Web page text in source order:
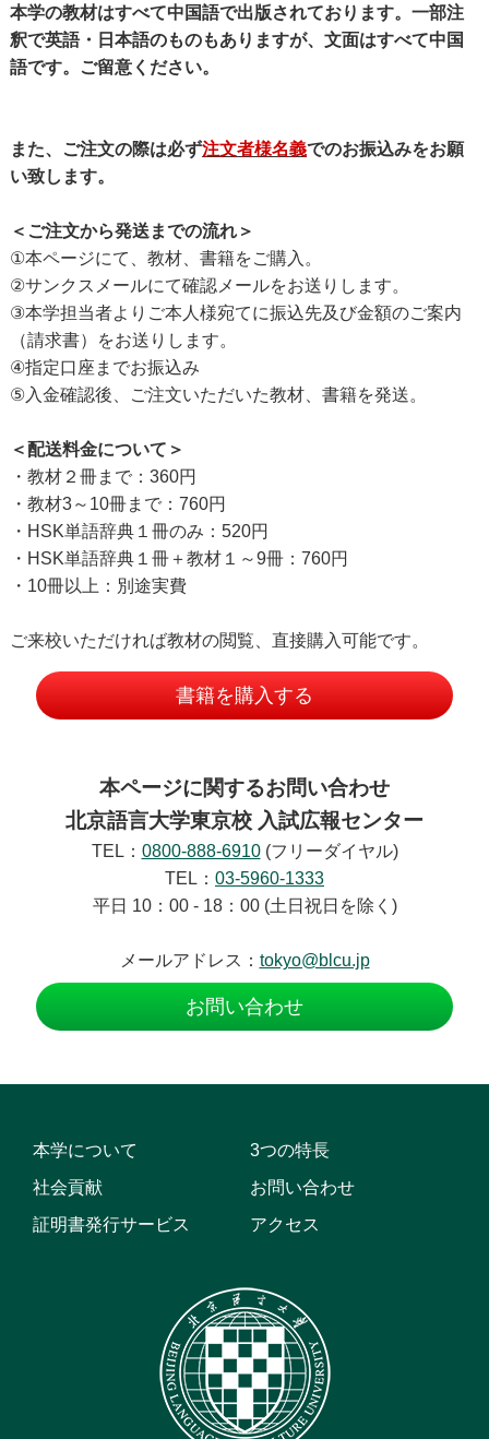
本学の教材はすべて中国語で出版されております。一部注
釈で英語・日本語のものもありますが、文面はすべて中国
語です。ご留意ください。
また、ご注文の際は必ず注文者様名義でのお振込みをお願
い致します。
＜ご注文から発送までの流れ＞
①本ページにて、教材、書籍をご購入。
②サンクスメールにて確認メールをお送りします。
③本学担当者よりご本人様宛てに振込先及び金額のご案内
（請求書）をお送りします。
④指定口座までお振込み
⑤入金確認後、ご注文いただいた教材、書籍を発送。
＜配送料金について＞
・教材２冊まで：360円
・教材3～10冊まで：760円
・HSK単語辞典１冊のみ：520円
・HSK単語辞典１冊＋教材１～9冊：760円
・10冊以上：別途実費
ご来校いただければ教材の閲覧、直接購入可能です。
書籍を購入する
本ページに関するお問い合わせ
北京語言大学東京校 入試広報センター
TEL： 0800-888-6910(フリーダイヤル)
TEL： 03-5960-1333
平日 10：00 - 18：00 (土日祝日を除く)
メールアドレス： tokyo@blcu.jp
お問い合わせ
本学について
3つの特長
社会貢献
お問い合わせ
証明書発行サービス
アクセス